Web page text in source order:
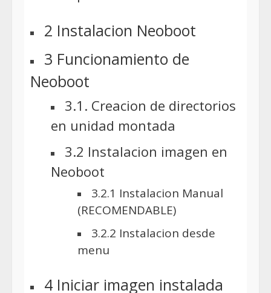
2 Instalacion Neoboot
3 Funcionamiento de
Neoboot
3.1. Creacion de directorios
en unidad montada
3.2 Instalacion imagen en
Neoboot
3.2.1 Instalacion Manual
(RECOMENDABLE)
3.2.2 Instalacion desde
menu
4 Iniciar imagen instalada